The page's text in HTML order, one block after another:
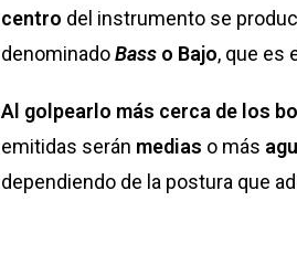
centro del instrumento se
denominadoBass o Bajo, que es
Al golpearlo más cerca de los
emitidas serán medias o más
dependiendo de la postura que